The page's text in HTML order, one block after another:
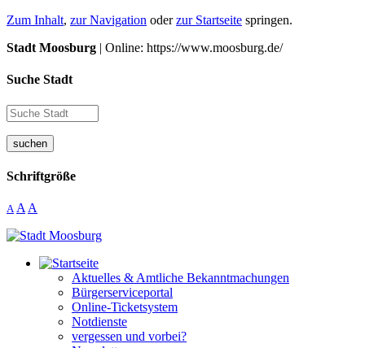
Zum Inhalt, zur Navigation oderzur Startseite springen.
Stadt Moosburg | Online: https://www.moosburg.de/
Suche Stadt
suchen
Schriftgröße
A A A
Aktuelles & Amtliche Bekanntmachungen
Bürgerserviceportal
Online-Ticketsystem
Notdienste
vergessen und vorbei?